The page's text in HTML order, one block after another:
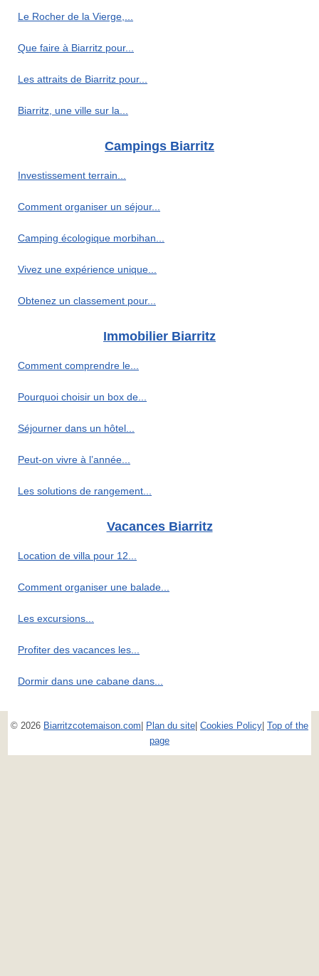
Le Rocher de la Vierge,...
Que faire à Biarritz pour...
Les attraits de Biarritz pour...
Biarritz, une ville sur la...
Campings Biarritz
Investissement terrain...
Comment organiser un séjour...
Camping écologique morbihan...
Vivez une expérience unique...
Obtenez un classement pour...
Immobilier Biarritz
Comment comprendre le...
Pourquoi choisir un box de...
Séjourner dans un hôtel...
Peut-on vivre à l’année...
Les solutions de rangement...
Vacances Biarritz
Location de villa pour 12...
Comment organiser une balade...
Les excursions...
Profiter des vacances les...
Dormir dans une cabane dans...
© 2026 Biarritzcotemaison.com Plan du site Cookies Policy Top of the
page